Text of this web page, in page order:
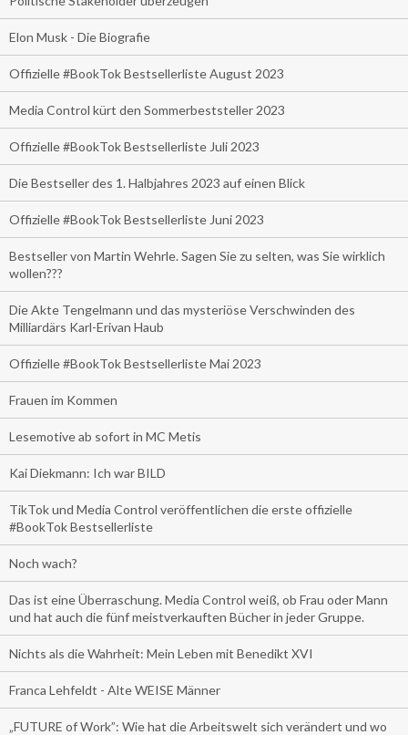
Elon Musk - Die Biografie
Offizielle #BookTok Bestsellerliste August 2023
Media Control kürt den Sommerbeststeller 2023
Offizielle #BookTok Bestsellerliste Juli 2023
Die Bestseller des 1. Halbjahres 2023 auf einen Blick
Offizielle #BookTok Bestsellerliste Juni 2023
Bestseller von Martin Wehrle. Sagen Sie zu selten, was Sie wirklich
wollen???
Die Akte Tengelmann und das mysteriöse Verschwinden des
Milliardärs Karl-Erivan Haub
Offizielle #BookTok Bestsellerliste Mai 2023
Frauen im Kommen
Lesemotive ab sofort in MC Metis
Kai Diekmann: Ich war BILD
TikTok und Media Control veröffentlichen die erste offizielle
#BookTok Bestsellerliste
Noch wach?
Das ist eine Überraschung. Media Control weiß, ob Frau oder Mann
und hat auch die fünf meistverkauften Bücher in jeder Gruppe.
Nichts als die Wahrheit: Mein Leben mit Benedikt XVI
Franca Lehfeldt - Alte WEISE Männer
„FUTURE of Work”: Wie hat die Arbeitswelt sich verändert und wo